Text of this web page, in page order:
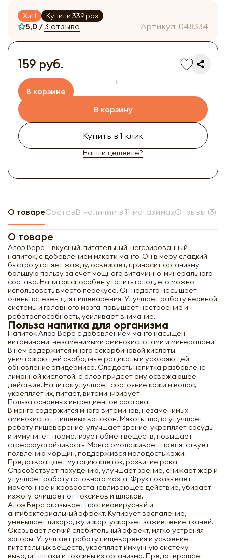
Хит! Купили 339 раз
5,0 /3 отзыва Артикул: 048334
159 руб.
-
+
В корзине
В корзину
Купить в 1 клик
Нашли дешевле?
О товареСоставВ наличии в 11 магазинахОтзывы (3)
О товаре
Алоэ Вера – вкусный, питательный, негазированный
напиток, с добавлением мякоти манго. Он в меру сладкий,
быстро утоляет жажду, освежает, приносит организму
большую пользу за счет мощного витаминно-минерального
состава. Напиток способен утолить голод, его можно
использовать вместо перекуса. Он надолго насыщает,
очень полезен для пищеварения. Улучшает работу нервной
системы и головного мозга, повышает настроение и
работоспособность, усиливает внимание.
Польза напитка для организма
Напиток Алоэ Вера с добавлением манго насыщен
витаминами, незаменимыми аминокислотами и минералами.
В нем содержится много аскорбиновой кислоты,
уничтожающей свободные радикалы и ускоряющей
обновление эпидермиса. Сладость напитка разбавлена
лимонной кислотой, а алоэ придает ему освежающее
действие. Напиток улучшает состояние кожи и волос,
укрепляет их, питает, витаминизирует.
Польза основных ингредиентов состава:
В манго содержится много витаминов, незаменимых
аминокислот, пищевых волокон. Мякоть плода улучшает
работу пищеварение, улучшает зрение, укрепляет сосуды
и иммунитет, нормализует обмен веществ, повышает
стрессоустойчивость. Манго омолаживает, препятствует
появлению морщин, поддерживая молодость кожи.
Предотвращает мутацию клеток, развитие рака.
Способствует похудению, улучшает зрение, снижает жар и
улучшает работу головного мозга. Фрукт оказывает
мочегонное и кровоостанавливающее действие, убирает
изжогу, очищает от токсинов и шлаков.
Алоэ Вера оказывает противовирусный и
антибактериальный эффект. Купирует воспаление,
уменьшает лихорадку и жар, ускоряет заживление тканей.
Оказывает легкий слабительный эффект, мягко устраняя
запоры. Улучшает работу пищеварения и усвоение
питательных веществ, укрепляет иммунную систему,
выводит шлаки и токсины из организма. Предотвращает